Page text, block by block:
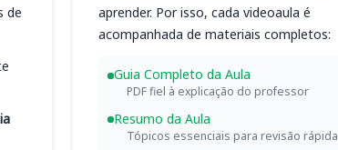
de
aprender. Por isso, cada videoaula é
acompanhada de materiais completos:
Guia Completo da Aula
PDF fiel à explicação do professor
Resumo da Aula
Tópicos essenciais para revisão rápida